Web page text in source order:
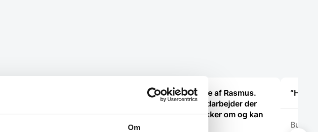
Om
Super dejlig service af Rasmus.
Kanon med en medarbejder der
ved hvad han snakker om og kan
vejlede os kunder
Build